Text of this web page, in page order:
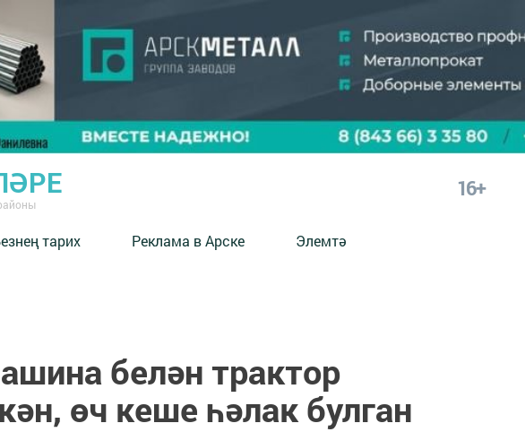
16+
тарих Реклама в Арске Элемтә
белән трактор
өч кеше һәлак булган